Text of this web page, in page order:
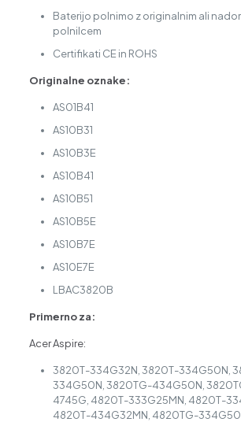
Baterijo polnimo z originalnim ali
polnilcem
Certifikati CE in ROHS
Originalne oznake:
AS01B41
AS10B31
AS10B3E
AS10B41
AS10B51
AS10B5E
AS10B7E
AS10E7E
LBAC3820B
Primerno za:
Acer Aspire:
3820T-334G32N, 3820T-334G50N,
334G50N, 3820TG-434G50N,
4745G, 4820T-333G25MN, 4820T-
4820T-434G32MN, 4820TG-